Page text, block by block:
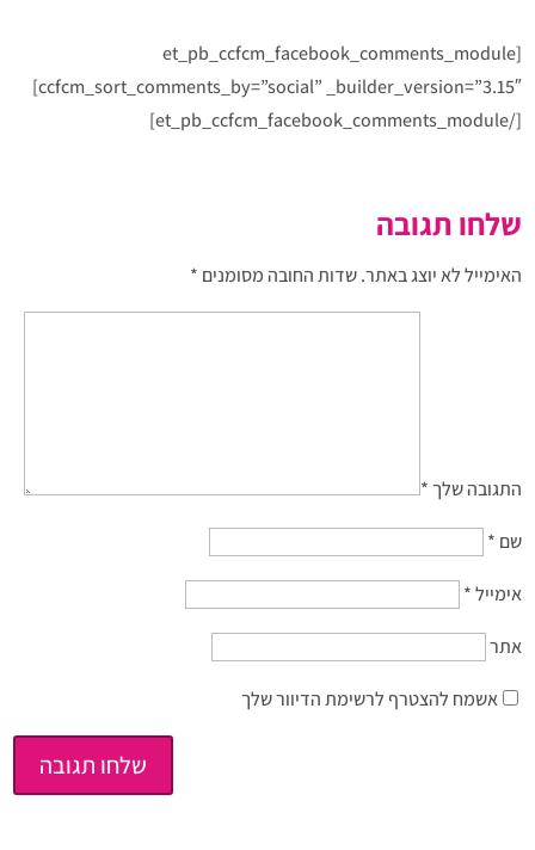
[et_pb_ccfcm_facebook_comments_module
ccfcm_sort_comments_by=”social” _builder_version=”3.15″]
[/et_pb_ccfcm_facebook_comments_module]
שלחו תגובה
האימייל לא יוצג באתר. שדות החובה מסומנים *
התגובה שלך*
שם *
אימייל*
אתר
אשמח להצטרף לרשימת הדיוור שלך